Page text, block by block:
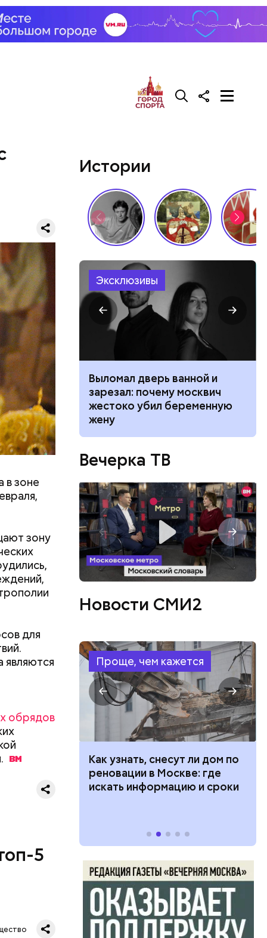
в зоне
зону
для
являются
обрядов
5
и
Истории
Эксклюзивы
в
Выломал дверь ванной и
зарезал: почему москвич
жестоко убил беременную
жену
Вечерка ТВ
Новости СМИ2
Проще, чем кажется
тысяч
кто может
Как узнать, снесут ли дом по
реновации в Москве: где
искать информацию и сроки